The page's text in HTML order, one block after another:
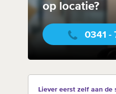
op locatie?
0341 -
Liever eerst zelf aan de